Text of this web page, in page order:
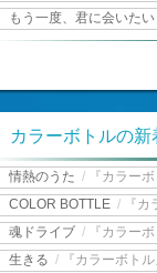
もう一度、君に会いたい
カラーボトルの新
情熱のうた /
『カラーボ
COLOR BOTTLE /
『カ
魂ドライブ /
『カラーボ
生きる / 『カラーボトル